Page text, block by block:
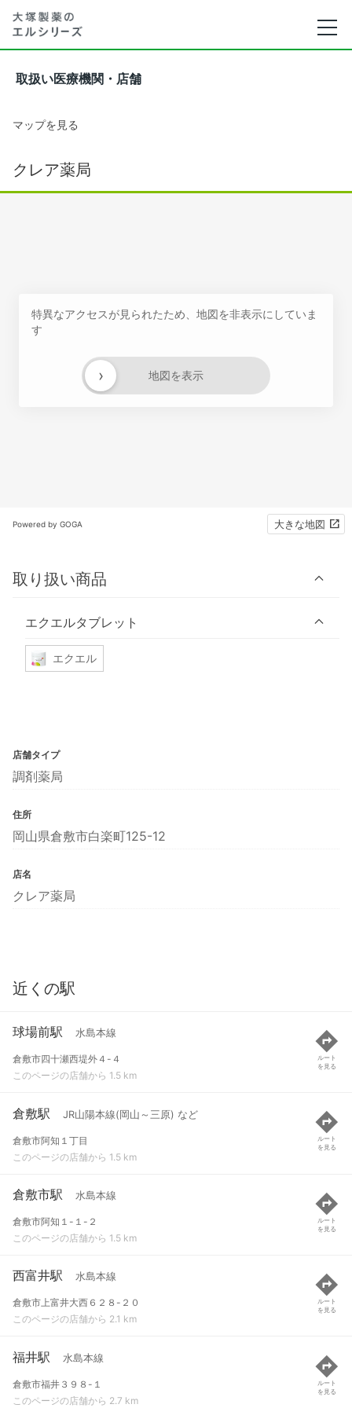
取扱い医療機関・店舗
マップを見る
クレア薬局
特異なアクセスが見られたため、地図を非表示にしていま
す
地図を表示
›
Powered by GOGA 大きな地図
取り扱い商品
エクエルタブレット
エクエル
店舗タイプ
調剤薬局
住所
岡山県倉敷市白楽町125-12
店名
クレア薬局
近くの駅
球場前駅 水島本線
倉敷市四十瀬西堤外４-４
このページの店舗から 1.5 km
ルート
を見る
倉敷駅 JR山陽本線(岡山～三原) など
倉敷市阿知１丁目
このページの店舗から 1.5 km
ルート
を見る
倉敷市駅 水島本線
倉敷市阿知１-１-２
このページの店舗から 1.5 km
ルート
を見る
西富井駅 水島本線
倉敷市上富井大西６２８-２０
このページの店舗から 2.1 km
ルート
を見る
福井駅 水島本線
倉敷市福井３９８-１
このページの店舗から 2.7 km
ルート
を見る